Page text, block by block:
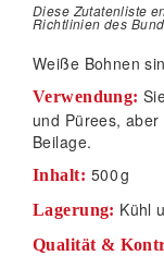
Diese Zutatenliste
Richtlinien des
Weiße Bohnen
Verwendung:
und Pürees,
Beilage.
Inhalt: 500g
Lagerung: Kühl
Qualität &